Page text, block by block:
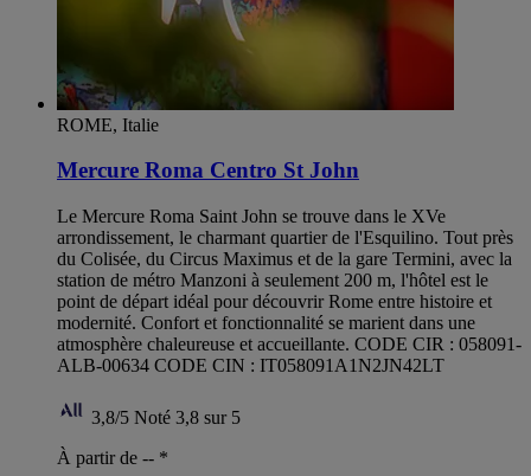
ROME, Italie
Mercure Roma Centro St John
Le Mercure Roma Saint John se trouve dans le XVe
arrondissement, le charmant quartier de l'Esquilino. Tout près
du Colisée, du Circus Maximus et de la gare Termini, avec la
station de métro Manzoni à seulement 200 m, l'hôtel est le
point de départ idéal pour découvrir Rome entre histoire et
modernité. Confort et fonctionnalité se marient dans une
atmosphère chaleureuse et accueillante. CODE CIR : 058091-
ALB-00634 CODE CIN : IT058091A1N2JN42LT
3,8/5 Noté 3,8 sur 5
À partir de -- *